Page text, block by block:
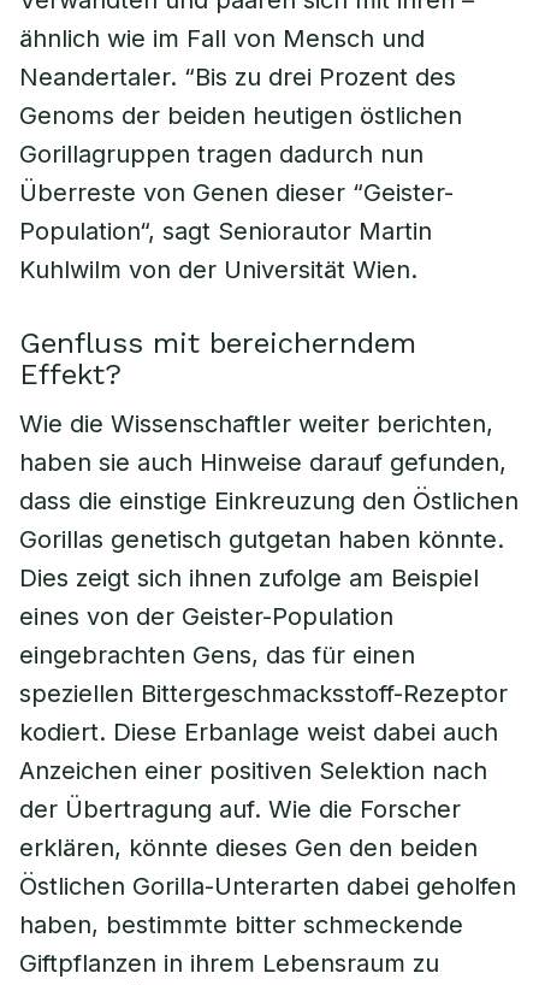
ähnlich wie im Fall von Mensch und
Neandertaler. “Bis zu drei Prozent des
Genoms der beiden heutigen östlichen
Gorillagruppen tragen dadurch nun
Überreste von Genen dieser “Geister-
Population“, sagt Seniorautor Martin
Kuhlwilm von der Universität Wien.
Genfluss mit bereicherndem
Effekt?
Wie die Wissenschaftler weiter berichten,
haben sie auch Hinweise darauf gefunden,
dass die einstige Einkreuzung den Östlichen
Gorillas genetisch gutgetan haben könnte.
Dies zeigt sich ihnen zufolge am Beispiel
eines von der Geister-Population
eingebrachten Gens, das für einen
speziellen Bittergeschmacksstoff-Rezeptor
kodiert. Diese Erbanlage weist dabei auch
Anzeichen einer positiven Selektion nach
der Übertragung auf. Wie die Forscher
erklären, könnte dieses Gen den beiden
Östlichen Gorilla-Unterarten dabei geholfen
haben, bestimmte bitter schmeckende
Giftpflanzen in ihrem Lebensraum zu